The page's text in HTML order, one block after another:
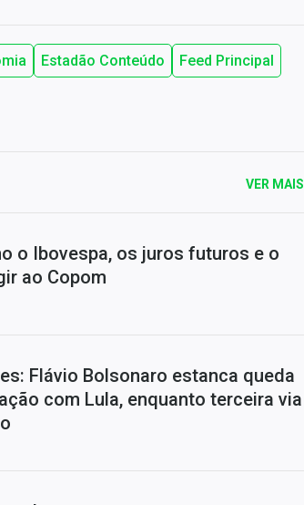
Estadão Conteúdo
Feed Principal
VER MAIS
o Ibovespa, os juros futuros e o
ao Copom
Flávio Bolsonaro estanca queda
com Lula, enquanto terceira via